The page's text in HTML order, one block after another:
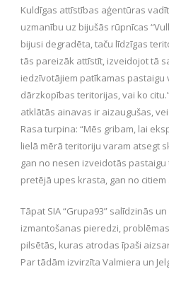
Kuldīgas attīstības aģentūras
uzmanību uz bijušās rūpnīcas
bijusi degradēta, taču līdzīgas
tās pareizāk attīstīt, izveidojot tā
iedzīvotājiem patīkamas
dārzkopības teritorijas, vai ko
atklātās ainavas ir aizaugušas,
Rasa turpina: “Mēs gribam, lai
lielā mērā teritoriju varam atsegt
gan no nesen izveidotās
pretējā upes krasta, gan no citiem
Tāpat SIA “Grupa93” salīdzinās
izmantošanas pieredzi,
pilsētās, kuras atrodas īpaši
Par tādām izvirzīta Valmiera un